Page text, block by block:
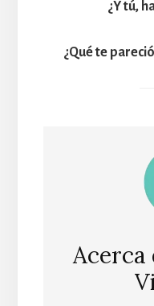
¿Y tú,
¿Qué te
Acerca